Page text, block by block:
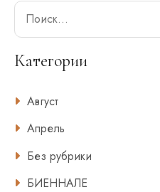
Search
Категории
Август
Апрель
Без рубрики
БИЕННАЛЕ